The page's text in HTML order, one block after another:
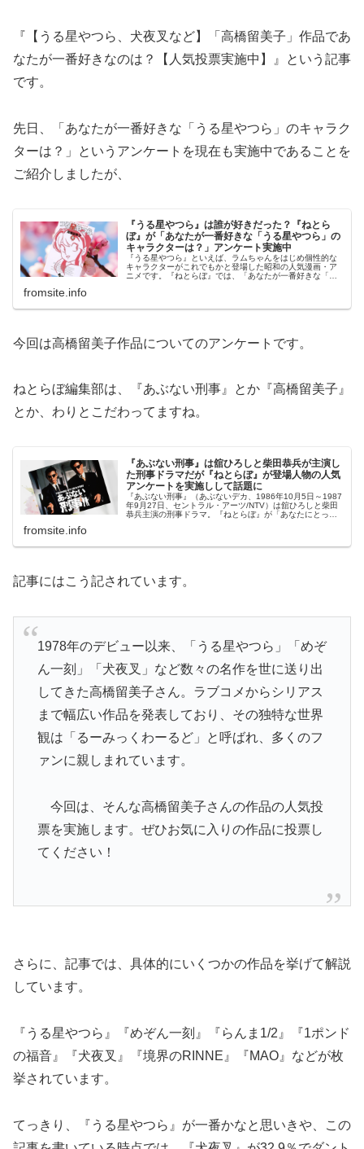
『【うる星やつら、犬夜叉など】「高橋留美子」作品であ
なたが一番好きなのは？【人気投票実施中】』という記事
です。
先日、「あなたが一番好きな「うる星やつら」のキャラク
ターは？」というアンケートを現在も実施中であることを
ご紹介しましたが、
『うる星やつら』は誰が好きだった？『ねとら
ぼ』が「あなたが一番好きな「うる星やつら」の
キャラクターは？」アンケート実施中
『うる星やつら』といえば、ラムちゃんをはじめ個性的な
キャラクターがこれでもかと登場した昭和の人気漫画・ア
ニメです。『ねとらぼ』では、「あなたが一番好きな「う
fromsite.info
今回は高橋留美子作品についてのアンケートです。
ねとらぼ編集部は、『あぶない刑事』とか『高橋留美子』
とか、わりとこだわってますね。
『あぶない刑事』は舘ひろしと柴田恭兵が主演し
た刑事ドラマだが『ねとらぼ』が登場人物の人気
アンケートを実施しして話題に
『あぶない刑事』（あぶないデカ、1986年10月5日～1987
年9月27日、セントラル・アーツ/NTV）は舘ひろしと柴田
恭兵主演の刑事ドラマ。『ねとらぼ』が「あなたにとっ
fromsite.info
記事にはこう記されています。
1978年のデビュー以来、「うる星やつら」「めぞ
ん一刻」「犬夜叉」など数々の名作を世に送り出
してきた高橋留美子さん。ラブコメからシリアス
まで幅広い作品を発表しており、その独特な世界
観は「るーみっくわーるど」と呼ばれ、多くのフ
ァンに親しまれています。
今回は、そんな高橋留美子さんの作品の人気投
票を実施します。ぜひお気に入りの作品に投票し
てください！
さらに、記事では、具体的にいくつかの作品を挙げて解説
しています。
『うる星やつら』『めぞん一刻』『らんま1/2』『1ポンド
の福音』『犬夜叉』『境界のRINNE』『MAO』などが枚
挙されています。
てっきり、『うる星やつら』が一番かなと思いきや、この